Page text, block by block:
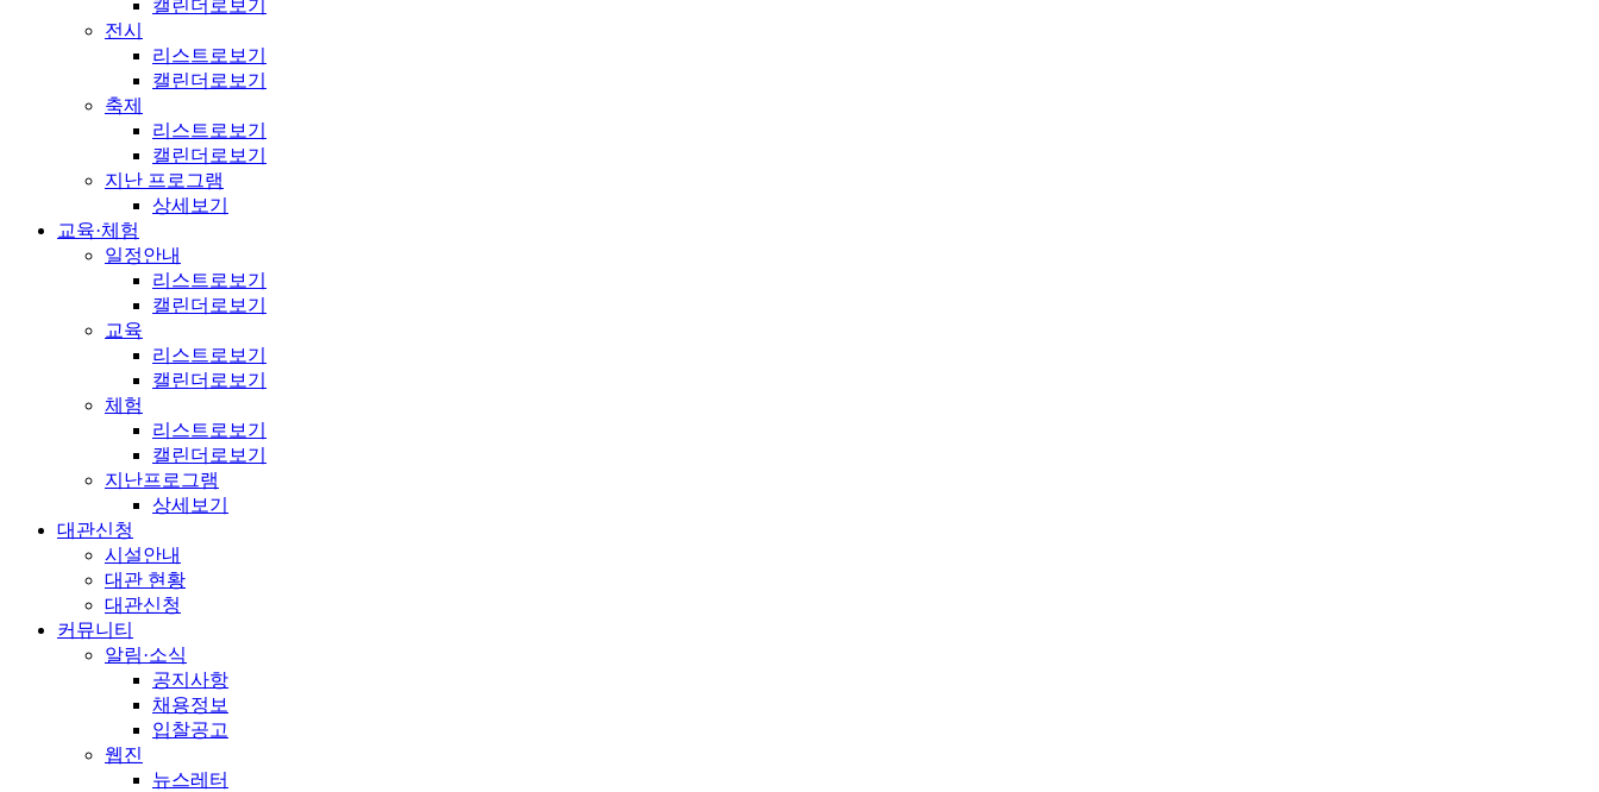
캘린더로보기
전시
리스트로보기
캘린더로보기
축제
리스트로보기
캘린더로보기
지난 프로그램
상세보기
교육·체험
일정안내
리스트로보기
캘린더로보기
교육
리스트로보기
캘린더로보기
체험
리스트로보기
캘린더로보기
지난프로그램
상세보기
대관신청
시설안내
대관 현황
대관신청
커뮤니티
알림·소식
공지사항
채용정보
입찰공고
웹진
뉴스레터